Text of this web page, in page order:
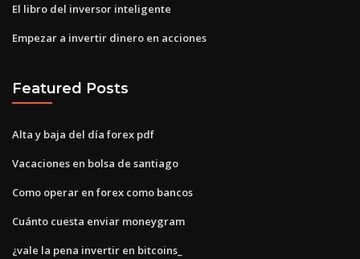
El libro del inversor inteligente
Empezar a invertir dinero en acciones
Featured Posts
Alta y baja del día forex pdf
Vacaciones en bolsa de santiago
Como operar en forex como bancos
Cuánto cuesta enviar moneygram
¿vale la pena invertir en bitcoins_